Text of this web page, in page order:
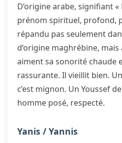
D’origine arabe, signifiant
prénom spirituel, profond,
répandu pas seulement
d’origine maghrébine,
aiment sa sonorité chaude
rassurante. Il vieillit bien.
c’est mignon. Un Youssef
homme posé, respecté.
Yanis / Yannis